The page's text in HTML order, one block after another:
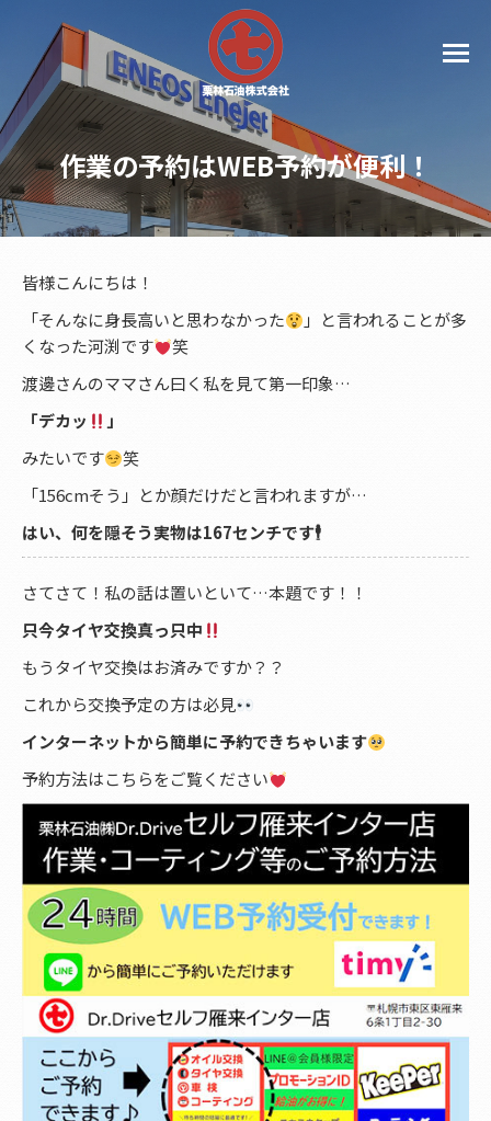
作業の予約はWEB予約が便利！
皆様こんにちは！
「そんなに身長高いと思わなかった
」と言われることが多
くなった河渕です
笑
渡邊さんのママさん曰く私を見て第一印象…
「デカッ
」
みたいです
笑
「156cmそう」とか顔だけだと言われますが…
はい、何を隠そう実物は167センチです🕴️
さてさて！私の話は置いといて…本題です！！
只今タイヤ交換真っ只中
もうタイヤ交換はお済みですか？？
これから交換予定の方は必見
インターネットから簡単に予約できちゃいます
予約方法はこちらをご覧ください